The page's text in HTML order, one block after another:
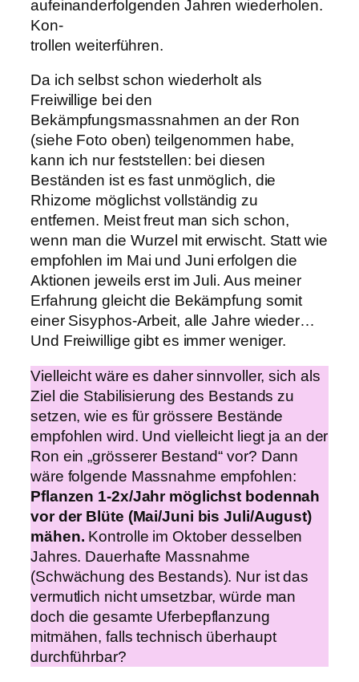
aufeinanderfolgenden Jahren wiederholen.
Kon-
trollen weiterführen.
Da ich selbst schon wiederholt als
Freiwillige bei den
Bekämpfungsmassnahmen an der Ron
(siehe Foto oben) teilgenommen habe,
kann ich nur feststellen: bei diesen
Beständen ist es fast unmöglich, die
Rhizome möglichst vollständig zu
entfernen. Meist freut man sich schon,
wenn man die Wurzel mit erwischt. Statt wie
empfohlen im Mai und Juni erfolgen die
Aktionen jeweils erst im Juli. Aus meiner
Erfahrung gleicht die Bekämpfung somit
einer Sisyphos-Arbeit, alle Jahre wieder…
Und Freiwillige gibt es immer weniger.
Vielleicht wäre es daher sinnvoller, sich als
Ziel die Stabilisierung des Bestands zu
setzen, wie es für grössere Bestände
empfohlen wird. Und vielleicht liegt ja an der
Ron ein „grösserer Bestand“ vor? Dann
wäre folgende Massnahme empfohlen:
Pflanzen 1-2x/Jahr möglichst bodennah
vor der Blüte (Mai/Juni bis Juli/August)
mähen. Kontrolle im Oktober desselben
Jahres. Dauerhafte Massnahme
(Schwächung des Bestands). Nur ist das
vermutlich nicht umsetzbar, würde man
doch die gesamte Uferbepflanzung
mitmähen, falls technisch überhaupt
durchführbar?